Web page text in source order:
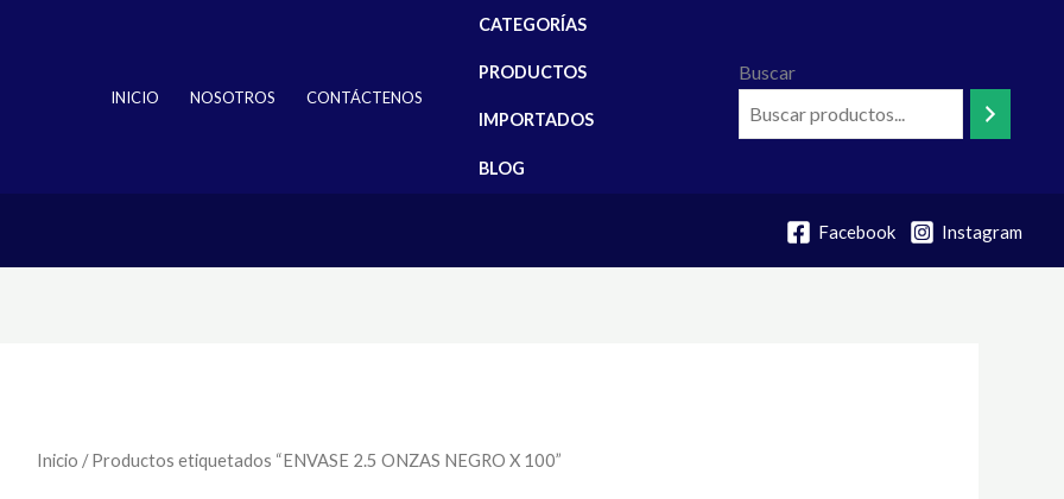
INICIO NOSOTROS CONTÁCTENOS
CATEGORÍAS
PRODUCTOS
IMPORTADOS
BLOG
Buscar
Facebook Instagram
Inicio / Productos etiquetados “ENVASE 2.5 ONZAS NEGRO X 100”